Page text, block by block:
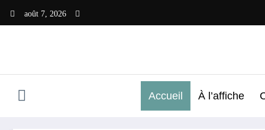
août 7, 2026
Accueil À l’affiche